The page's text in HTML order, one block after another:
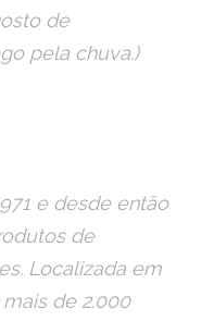
de
pela chuva.)
e desde então
de
Localizada em
de 2.000